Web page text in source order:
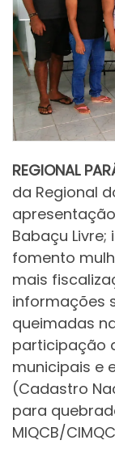
REGIONAL
da Regional
Babaçu
fomento
mais
informações
queimadas
participação
municipais e
(Cadastro
para
MIQCB/